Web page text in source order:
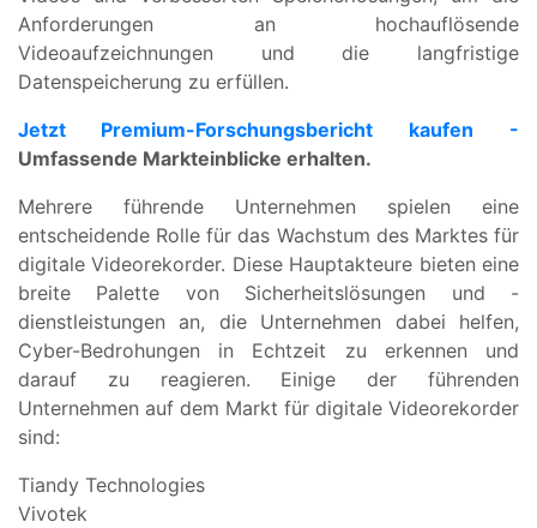
Anforderungen an hochauflösende
Videoaufzeichnungen und die langfristige
Datenspeicherung zu erfüllen.
Jetzt Premium-Forschungsbericht kaufen
-
Umfassende Markteinblicke erhalten.
Mehrere führende Unternehmen spielen eine
entscheidende Rolle für das Wachstum des Marktes für
digitale Videorekorder. Diese Hauptakteure bieten eine
breite Palette von Sicherheitslösungen und -
dienstleistungen an, die Unternehmen dabei helfen,
Cyber-Bedrohungen in Echtzeit zu erkennen und
darauf zu reagieren. Einige der führenden
Unternehmen auf dem Markt für digitale Videorekorder
sind:
Tiandy Technologies
Vivotek